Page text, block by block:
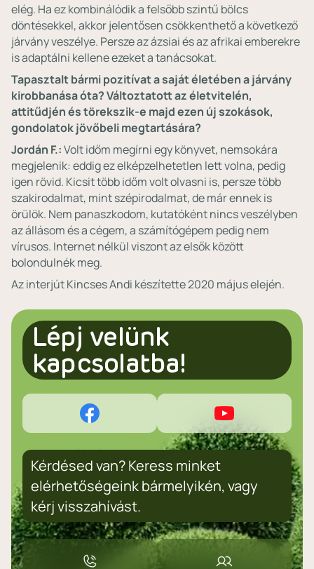
elég. Ha ez kombinálódik a felsőbb szintű bölcs
döntésekkel, akkor jelentősen csökkenthető a következő
járvány veszélye. Persze az ázsiai és az afrikai emberekre
is adaptálni kellene ezeket a tanácsokat.
Tapasztalt bármi pozitívat a saját életében a járvány
kirobbanása óta? Változtatott az életvitelén,
attitűdjén és törekszik-e majd ezen új szokások,
gondolatok jövőbeli megtartására?
Jordán F.:Volt időm megírni egy könyvet, nemsokára
megjelenik: eddig ez elképzelhetetlen lett volna, pedig
igen rövid. Kicsit több időm volt olvasni is, persze több
szakirodalmat, mint szépirodalmat, de már ennek is
örülök. Nem panaszkodom, kutatóként nincs veszélyben
az állásom és a cégem, a számítógépem pedig nem
vírusos. Internet nélkül viszont az elsők között
bolondulnék meg.
Az interjút Kincses Andi készítette 2020 május elején.
Lépj velünk
kapcsolatba!
Kérdésed van? Keress minket
elérhetőségeink bármelyikén, vagy
kérj visszahívást.